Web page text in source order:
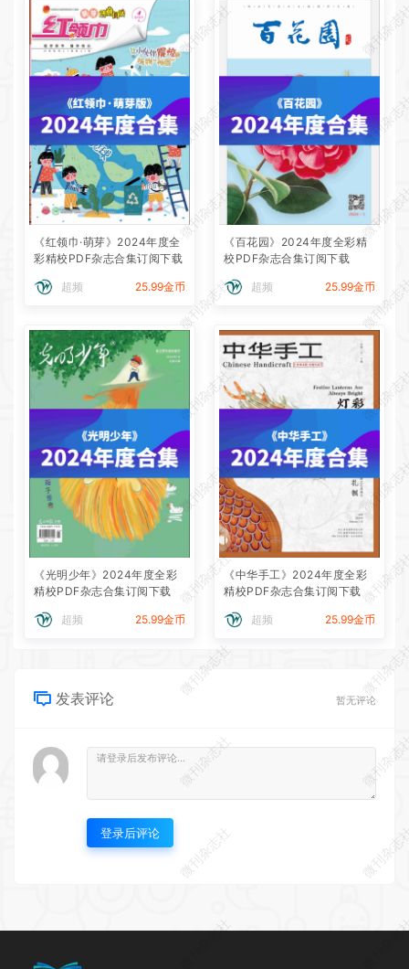
《红领巾·萌芽》2024年度全
彩精校PDF杂志合集订阅下载
超频 25.99金币
《百花园》2024年度全彩精
校PDF杂志合集订阅下载
超频 25.99金币
《光明少年》2024年度全彩
精校PDF杂志合集订阅下载
超频 25.99金币
《中华手工》2024年度全彩
精校PDF杂志合集订阅下载
超频 25.99金币
发表评论 暂无评论
登录后评论
微刊杂志社
微刊杂
微刊杂志社
微刊杂
微刊杂志社
微刊杂
微刊杂志社
微刊杂
微刊杂志社
微刊杂
微刊杂志社
微刊杂
微刊杂志社
微刊杂
微刊杂志社
微刊杂
微刊杂志社
微刊杂
微刊杂志社
微刊杂
微刊杂志社
微刊杂